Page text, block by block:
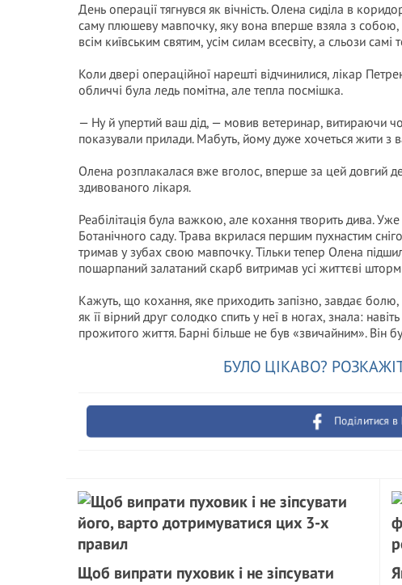
День операції тягнувся як вічність. Олена сиділа в
саму плюшеву мавпочку, яку вона вперше взяла з собою,
всім київським святим, усім силам всесвіту, а сльози
Коли двері операційної нарешті відчинилися, лікар
обличчі була ледь помітна, але тепла посмішка.
— Ну й упертий ваш дід, — мовив ветеринар, витираючи
показували прилади. Мабуть, йому дуже хочеться жити з
Олена розплакалася вже вголос, вперше за цей довгий
здивованого лікаря.
Реабілітація була важкою, але кохання творить дива.
Ботанічного саду. Трава вкрилася першим пухнастим
тримав у зубах свою мавпочку. Тільки тепер Олена
пошарпаний залатаний скарб витримав усі життєві
Кажуть, що кохання, яке приходить запізно, завдає
як її вірний друг солодко спить у неї в ногах, знала:
прожитого життя. Барні більше не був «звичайним». Він
БУЛО ЦІКАВО?
Поділитися
Щоб випрати пуховик і не зіпсувати